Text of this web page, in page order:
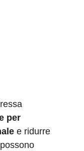
per
e ridurre